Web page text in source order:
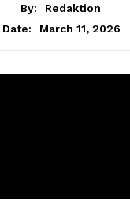
By:
Redaktion
Date:
March 11, 2026